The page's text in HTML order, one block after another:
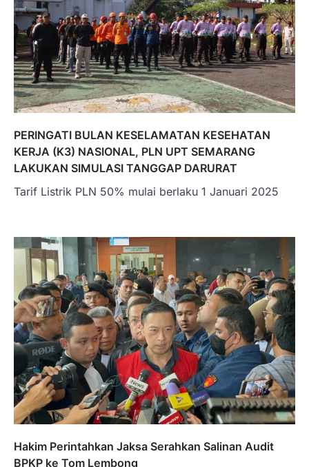
PERINGATI BULAN KESELAMATAN KESEHATAN
KERJA (K3) NASIONAL, PLN UPT SEMARANG
LAKUKAN SIMULASI TANGGAP DARURAT
Tarif Listrik PLN 50% mulai berlaku 1 Januari 2025
Hakim Perintahkan Jaksa Serahkan Salinan Audit
BPKP ke Tom Lembong